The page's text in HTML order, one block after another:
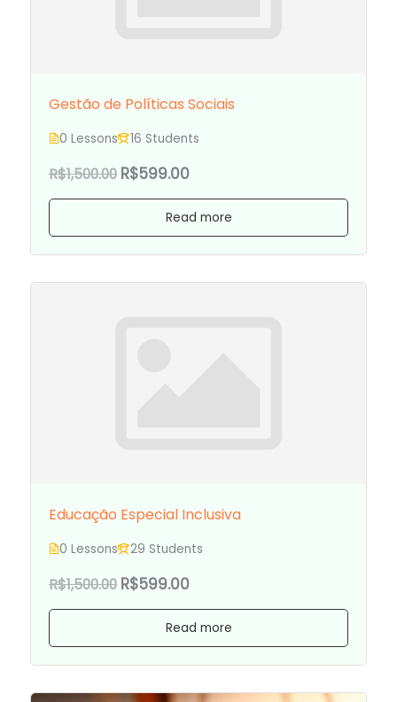
Gestão de Políticas Sociais
0 Lessons 16 Students
R$1,500.00 R$599.00
Read more
Educação Especial Inclusiva
0 Lessons 29 Students
R$1,500.00 R$599.00
Read more